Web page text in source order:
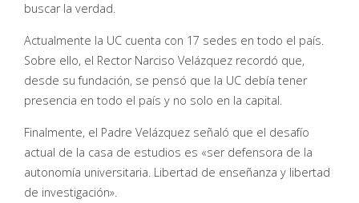
buscar la verdad.
Actualmente la UC cuenta con 17 sedes en todo el país.
Sobre ello, el Rector Narciso Velázquez recordó que,
desde su fundación, se pensó que la UC debía tener
presencia en todo el país y no solo en la capital.
Finalmente, el Padre Velázquez señaló que el desafío
actual de la casa de estudios es «ser defensora de la
autonomía universitaria. Libertad de enseñanza y libertad
de investigación».